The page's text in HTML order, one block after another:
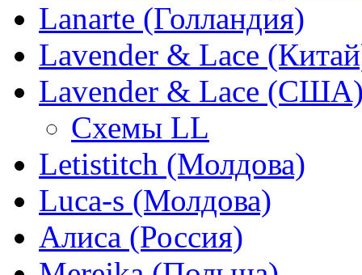
Lanarte (Голландия)
Lavender & Lace
Lavender & Lace
Схемы LL
Letistitch (Молдова)
Luca-s (Молдова)
Алиса (Россия)